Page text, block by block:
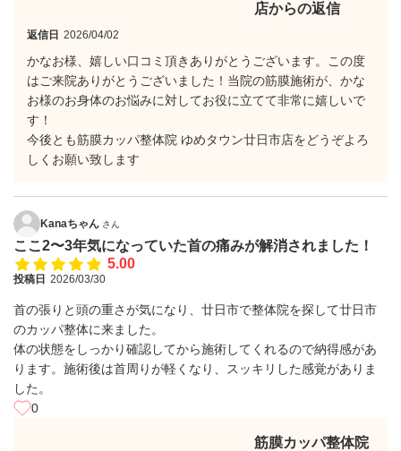
店からの返信
返信日 2026/04/02
かなお様、嬉しい口コミ頂きありがとうございます。この度
はご来院ありがとうございました！当院の筋膜施術が、かな
お様のお身体のお悩みに対してお役に立てて非常に嬉しいで
す！
今後とも筋膜カッパ整体院 ゆめタウン廿日市店をどうぞよろ
しくお願い致します
Kanaちゃん さん
ここ2〜3年気になっていた首の痛みが解消されました！
5.00
投稿日 2026/03/30
首の張りと頭の重さが気になり、廿日市で整体院を探して廿日市
のカッパ整体に来ました。
体の状態をしっかり確認してから施術してくれるので納得感があ
ります。施術後は首周りが軽くなり、スッキリした感覚がありま
した。
0
筋膜カッパ整体院